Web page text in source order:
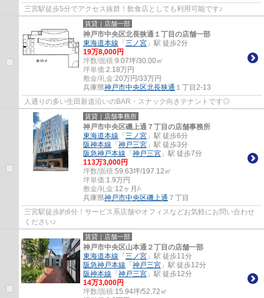
三宮駅徒歩5分でアクセス抜群！飲食店としても利用可能です♪
賃貸｜店舗一部
神戸市中央区北長狭通１丁目の店舗一部
東海道本線 「 三ノ宮 」駅 徒歩2分
19万8,000円
坪数/面積:9.07坪/30.00㎡
坪単価:2.18万円
敷金/礼金:20万円/33万円
兵庫県神戸市中央区北長狭通 １丁目2-13
人通りの多い生田新道沿いのBAR・スナック向きテナントです◎
賃貸｜店舗事務所
神戸市中央区磯上通７丁目の店舗事務所
東海道本線 「 三ノ宮 」駅 徒歩6分
阪神本線 「 神戸三宮 」駅 徒歩3分
阪急神戸本線 「 神戸三宮 」駅 徒歩7分
113万3,000円
坪数/面積:59.63坪/197.12㎡
坪単価:1.9万円
敷金/礼金:12ヶ月/-
兵庫県神戸市中央区磯上通 ７丁目
三宮駅徒歩約6分！サービス系店舗やオフィスなどお気軽にお問い合わせ
ください♪
賃貸｜店舗一部
神戸市中央区山本通２丁目の店舗一部
東海道本線 「 三ノ宮 」駅 徒歩11分
阪急神戸本線 「 神戸三宮 」駅 徒歩12分
阪神本線 「 神戸三宮 」駅 徒歩12分
14万3,000円
坪数/面積:15.94坪/52.72㎡